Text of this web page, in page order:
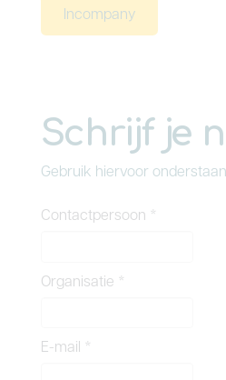
Incompany
Schrijf je
Gebruik hiervoor
Contactpersoon *
Organisatie *
E-mail *